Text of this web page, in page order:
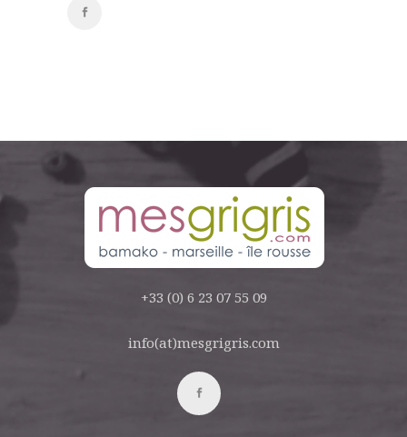
+33 (0) 6 23 07 55 09
info(at)mesgrigris.com